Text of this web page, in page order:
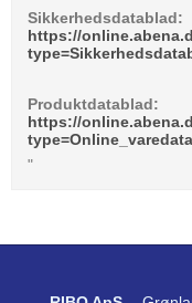
Sikkerhedsdatablad:
https://
Produktdatablad:
https://
"